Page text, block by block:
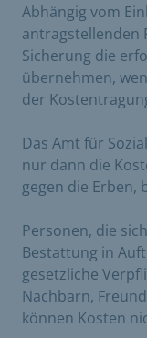
Abhängig vom
antragstellenden
Sicherung die
übernehmen,
der
Das Amt für
nur dann die
gegen die Erben,
Personen, die
Bestattung in
gesetzliche
Nachbarn,
können Kosten